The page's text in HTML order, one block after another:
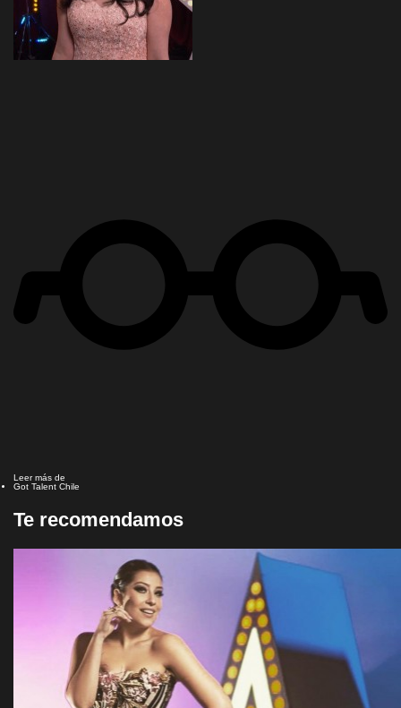
Leer más de
Got Talent Chile
Te recomendamos